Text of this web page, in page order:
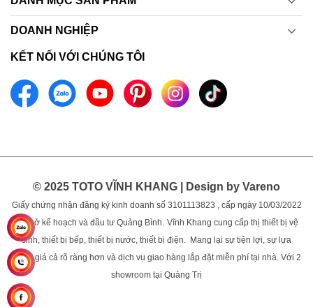
DOANH NGHIỆP
KẾT NỐI VỚI CHÚNG TÔI
© 2025 TOTO VĨNH KHANG | Design by Vareno
Giấy chứng nhận đăng ký kinh doanh số 3101113823 , cấp ngày 10/03/2022
bởi sở kế hoạch và đầu tư Quảng Bình. Vĩnh Khang cung cấp thị thiết bị vệ
sinh, thiết bị bếp, thiết bị nước, thiết bị điện. Mang lại sự tiện lợi, sự lựa
chọn, giá cả rõ ràng hơn và dịch vụ giao hàng lắp đặt miễn phí tại nhà. Với 2
showroom tại Quảng Trị